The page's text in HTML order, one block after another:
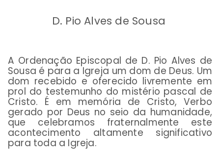
D. Pio Alves de Sousa
A Ordenação Episcopal de D. Pio Alves de
Sousa é para a Igreja um dom de Deus. Um
dom recebido e oferecido livremente em
prol do testemunho do mistério pascal de
Cristo. É em memória de Cristo, Verbo
gerado por Deus no seio da humanidade,
que celebramos fraternalmente este
acontecimento altamente significativo
para toda a Igreja.